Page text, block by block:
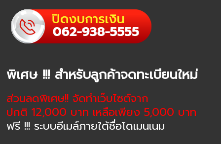
พิเศษ !!! สำหรับลูกค้าจดทะเบียนใหม่
ส่วนลดพิเศษ!! จัดทำเว็บไซต์จาก
ปกติ 12,000 บาท เหลือเพียง 5,000 บาท
ฟรี !!! ระบบอีเมล์ภายใต้ชื่อโดเมนเนม